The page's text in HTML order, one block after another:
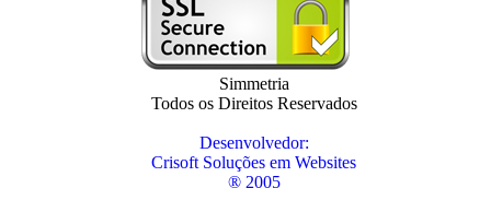
Simmetria
Todos os Direitos Reservados
Desenvolvedor:
Crisoft Soluções em Websites
® 2005